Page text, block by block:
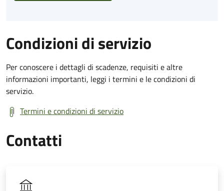
Condizioni di servizio
Per conoscere i dettagli di scadenze, requisiti e altre
informazioni importanti, leggi i termini e le condizioni di
servizio.
Termini e condizioni di servizio
Contatti